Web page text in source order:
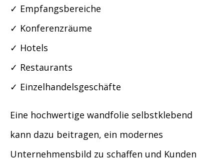
✓ Empfangsbereiche
✓ Konferenzräume
✓ Hotels
✓ Restaurants
✓ Einzelhandelsgeschäfte
Eine hochwertige wandfolie selbstklebend
kann dazu beitragen, ein modernes
Unternehmensbild zu schaffen und Kunden